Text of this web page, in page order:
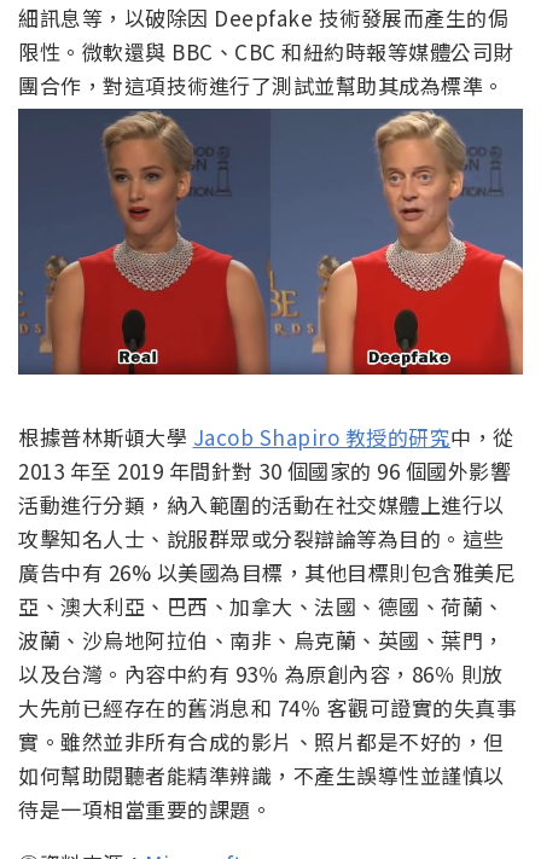
細訊息等，以破除因 Deepfake 技術發展而產生的侷
限性。微軟還與 BBC、CBC 和紐約時報等媒體公司財
團合作，對這項技術進行了測試並幫助其成為標準。
根據普林斯頓大學 Jacob Shapiro 教授的研究中，從
2013 年至 2019 年間針對 30 個國家的 96 個國外影響
活動進行分類，納入範圍的活動在社交媒體上進行以
攻擊知名人士、說服群眾或分裂辯論等為目的。這些
廣告中有 26% 以美國為目標，其他目標則包含雅美尼
亞、澳大利亞、巴西、加拿大、法國、德國、荷蘭、
波蘭、沙烏地阿拉伯、南非、烏克蘭、英國、葉門，
以及台灣。內容中約有 93％ 為原創內容，86％ 則放
大先前已經存在的舊消息和 74％ 客觀可證實的失真事
實。雖然並非所有合成的影片、照片都是不好的，但
如何幫助閱聽者能精準辨識，不產生誤導性並謹慎以
待是一項相當重要的課題。